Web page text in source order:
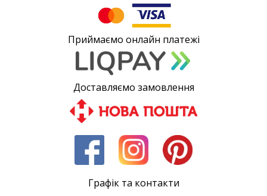
Приймаємо онлайн платежі
Доставляємо замовлення
Графік та контакти